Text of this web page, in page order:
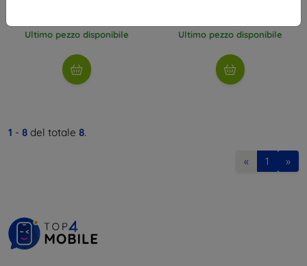
Ultimo pezzo disponibile Ultimo pezzo disponibile
1 - 8 del totale 8.
« 1 »